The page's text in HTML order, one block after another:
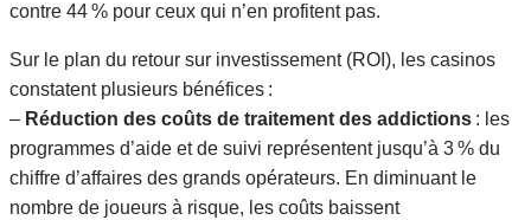
contre 44 % pour ceux qui n’en profitent pas.
Sur le plan du retour sur investissement (ROI), les casinos
constatent plusieurs bénéfices :
– Réduction des coûts de traitement des addictions : les
programmes d’aide et de suivi représentent jusqu’à 3 % du
chiffre d’affaires des grands opérateurs. En diminuant le
nombre de joueurs à risque, les coûts baissent